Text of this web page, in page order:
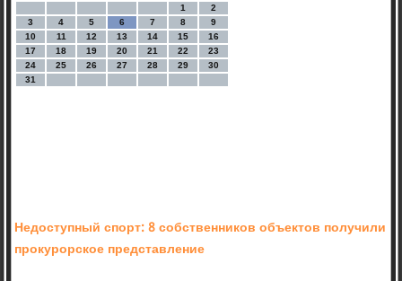
1
2
3
4 5 6 7 8
9
10
11 12 13 14 15
16
17
18 19 20 21 22
23
24
25 26 27 28 29
30
31
Недоступный спорт: 8 собственников объектов получили
прокурорское представление